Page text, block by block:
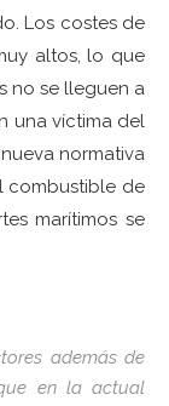
Los costes de
altos, lo que
no se lleguen a
una víctima del
normativa
combustible de
marítimos se
además de
en la actual